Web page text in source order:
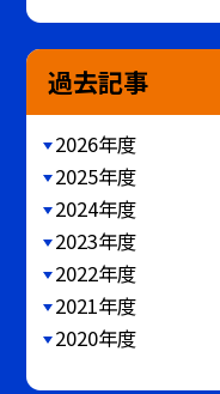
過去記事
2026年度
2025年度
2024年度
2023年度
2022年度
2021年度
2020年度